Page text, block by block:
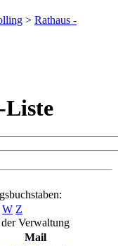
> Rathaus -
Liste
W Z
Verwaltung
Mail